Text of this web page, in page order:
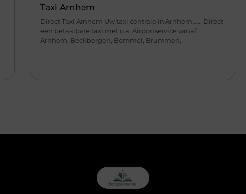
Taxi Arnhem
Direct Taxi Arnhem Uw taxi centrale in Arnhem……. Direct
een betaalbare taxi met o.a. Airportservice vanaf
Arnhem, Beekbergen, Bemmel, Brummen,
...